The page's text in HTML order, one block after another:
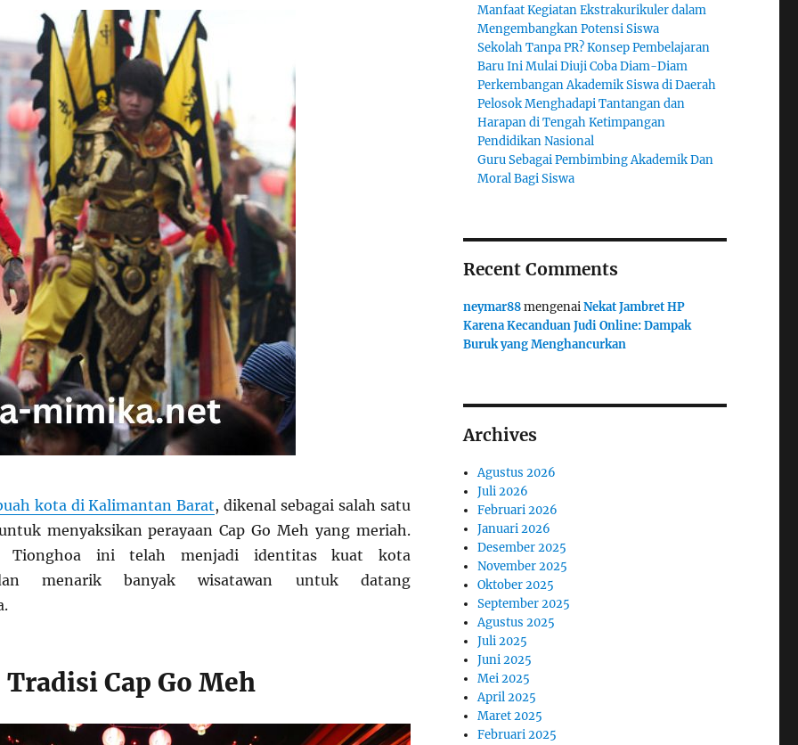
kota di Kalimantan Barat, dikenal sebagai salah satu
menyaksikan perayaan Cap Go Meh yang meriah.
Tionghoa ini telah menjadi identitas kuat kota
menarik banyak wisatawan untuk datang
Cap Go Meh
Manfaat Kegiatan Ekstrakurikuler dalam
Mengembangkan Potensi Siswa
Sekolah Tanpa PR? Konsep Pembelajaran
Baru Ini Mulai Diuji Coba Diam-Diam
Perkembangan Akademik Siswa di Daerah
Pelosok Menghadapi Tantangan dan
Harapan di Tengah Ketimpangan
Pendidikan Nasional
Guru Sebagai Pembimbing Akademik Dan
Moral Bagi Siswa
Recent Comments
neymar88mengenaiNekat Jambret HP
Karena Kecanduan Judi Online: Dampak
Buruk yang Menghancurkan
Archives
Agustus 2026
Juli 2026
Februari 2026
Januari 2026
Desember 2025
November 2025
Oktober 2025
September 2025
Agustus 2025
Juli 2025
Juni 2025
Mei 2025
April 2025
Maret 2025
Februari 2025